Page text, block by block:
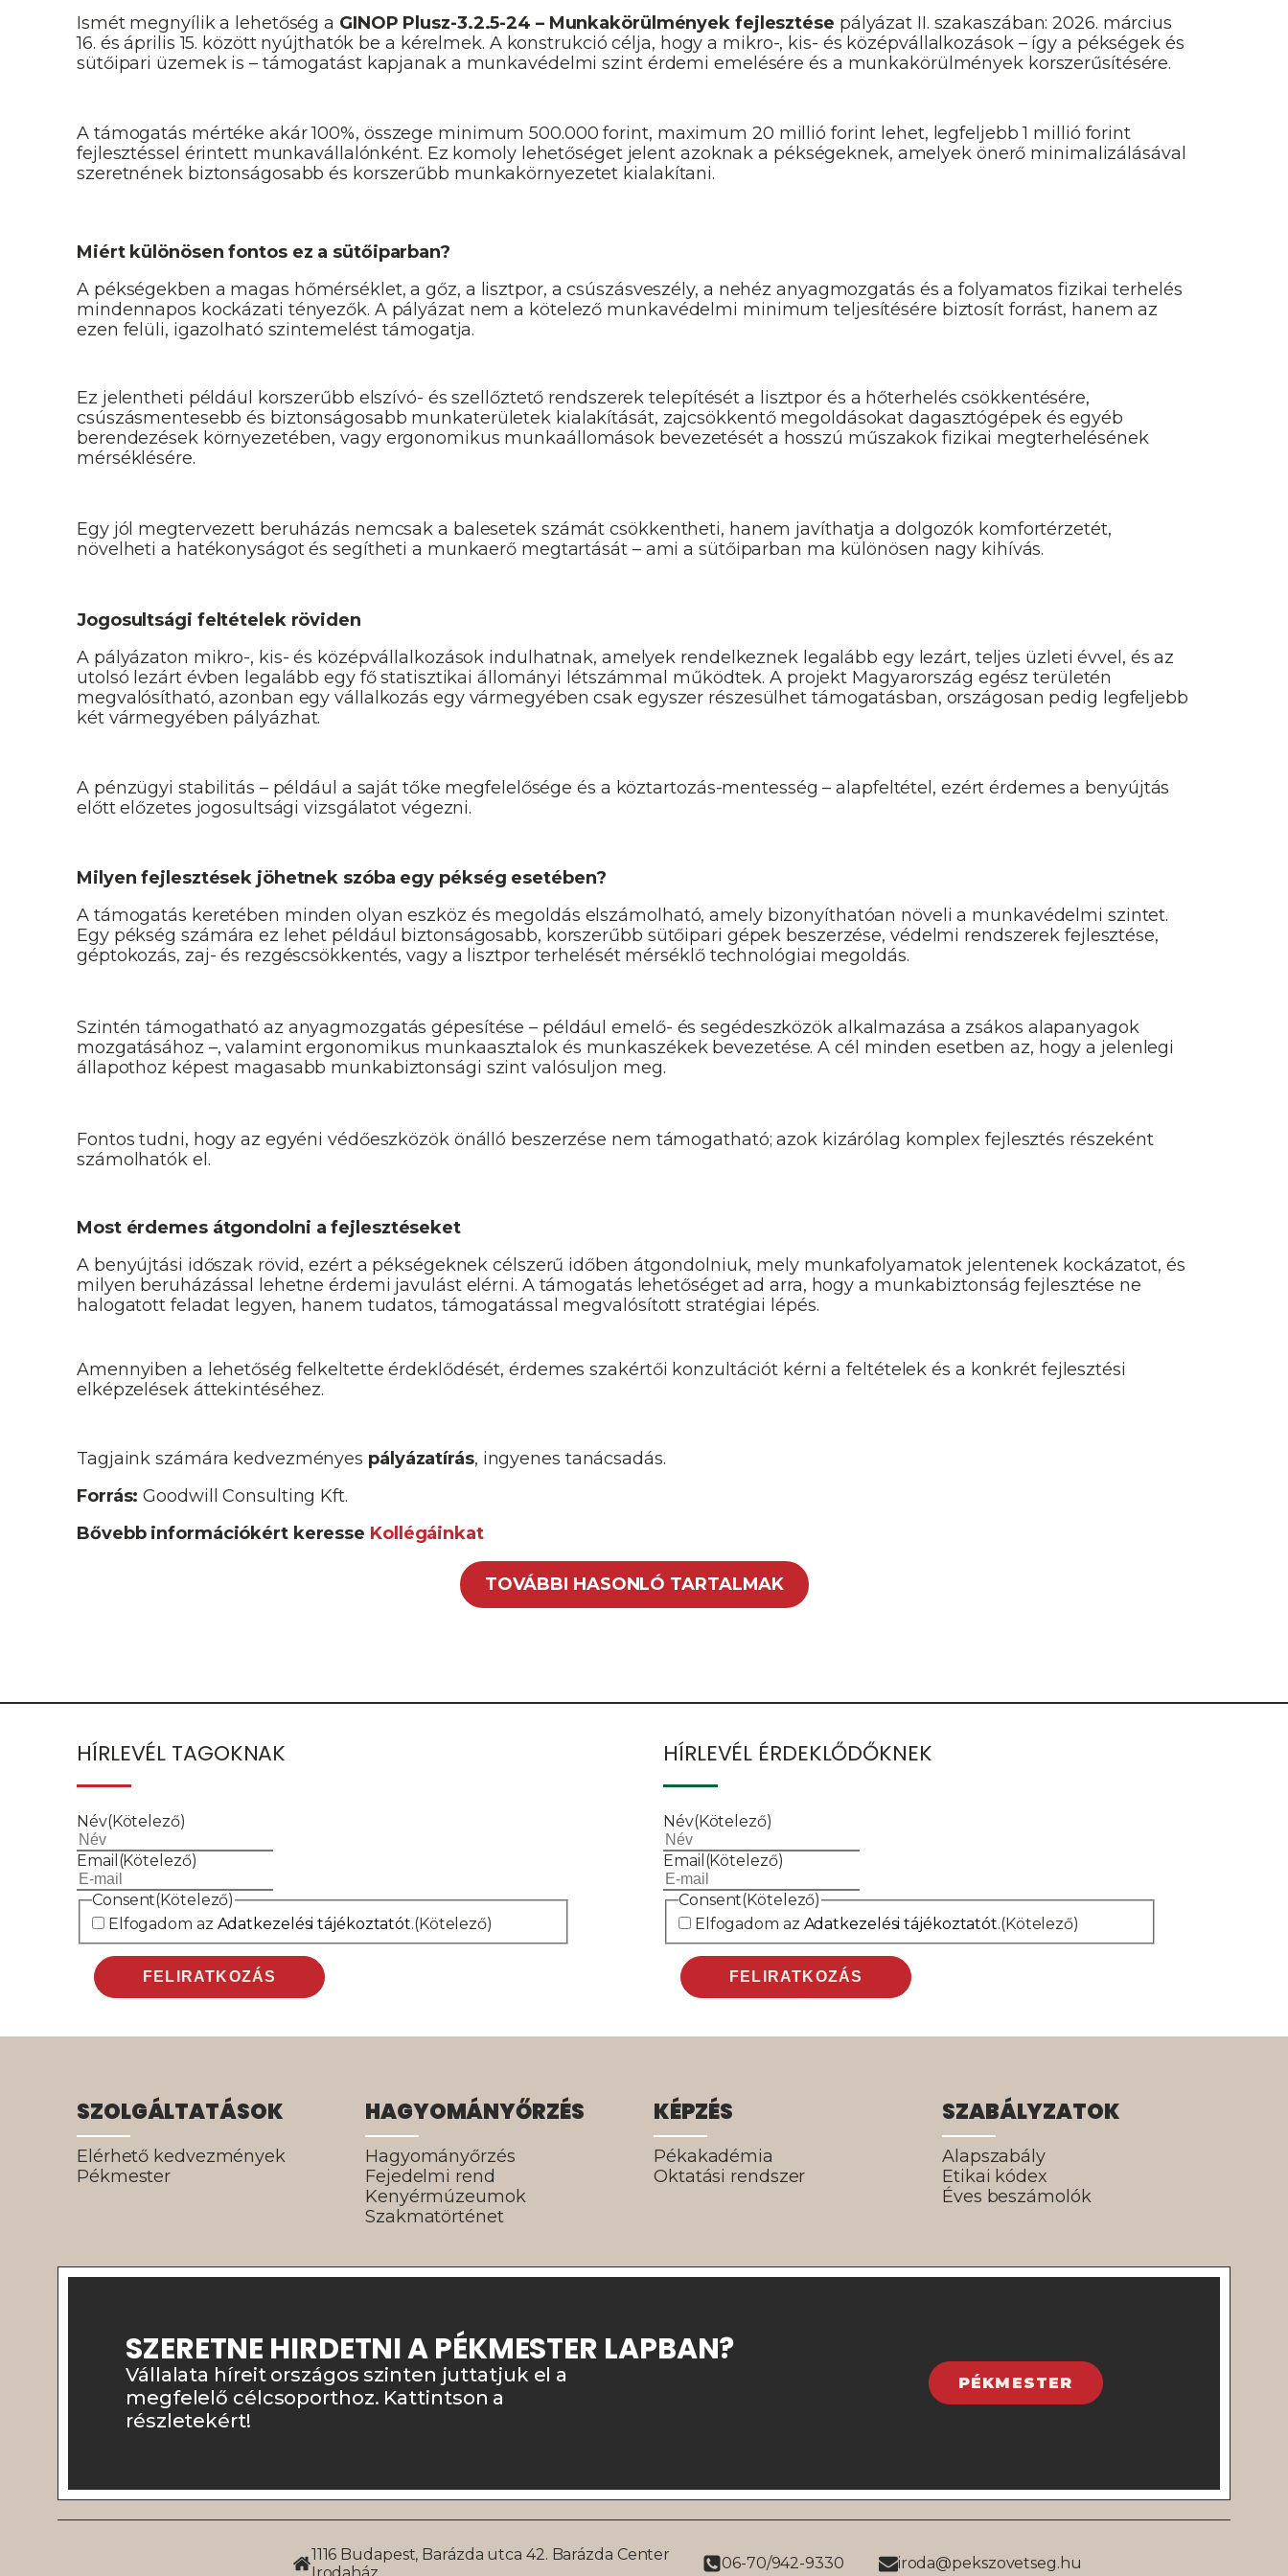
Ismét megnyílik a lehetőség a GINOP Plusz-3.2.5-24 – Munkakörülmények fejlesztése pályázat II. szakaszában: 2026. március
16. és április 15. között nyújthatók be a kérelmek. A konstrukció célja, hogy a mikro-, kis- és középvállalkozások – így a pékségek és
sütőipari üzemek is – támogatást kapjanak a munkavédelmi szint érdemi emelésére és a munkakörülmények korszerűsítésére.
A támogatás mértéke akár 100%, összege minimum 500.000 forint, maximum 20 millió forint lehet, legfeljebb 1 millió forint
fejlesztéssel érintett munkavállalónként. Ez komoly lehetőséget jelent azoknak a pékségeknek, amelyek önerő minimalizálásával
szeretnének biztonságosabb és korszerűbb munkakörnyezetet kialakítani.
Miért különösen fontos ez a sütőiparban?
A pékségekben a magas hőmérséklet, a gőz, a lisztpor, a csúszásveszély, a nehéz anyagmozgatás és a folyamatos fizikai terhelés
mindennapos kockázati tényezők. A pályázat nem a kötelező munkavédelmi minimum teljesítésére biztosít forrást, hanem az
ezen felüli, igazolható szintemelést támogatja.
Ez jelentheti például korszerűbb elszívó- és szellőztető rendszerek telepítését a lisztpor és a hőterhelés csökkentésére,
csúszásmentesebb és biztonságosabb munkaterületek kialakítását, zajcsökkentő megoldásokat dagasztógépek és egyéb
berendezések környezetében, vagy ergonomikus munkaállomások bevezetését a hosszú műszakok fizikai megterhelésének
mérséklésére.
Egy jól megtervezett beruházás nemcsak a balesetek számát csökkentheti, hanem javíthatja a dolgozók komfortérzetét,
növelheti a hatékonyságot és segítheti a munkaerő megtartását – ami a sütőiparban ma különösen nagy kihívás.
Jogosultsági feltételek röviden
A pályázaton mikro-, kis- és középvállalkozások indulhatnak, amelyek rendelkeznek legalább egy lezárt, teljes üzleti évvel, és az
utolsó lezárt évben legalább egy fő statisztikai állományi létszámmal működtek. A projekt Magyarország egész területén
megvalósítható, azonban egy vállalkozás egy vármegyében csak egyszer részesülhet támogatásban, országosan pedig legfeljebb
két vármegyében pályázhat.
A pénzügyi stabilitás – például a saját tőke megfelelősége és a köztartozás-mentesség – alapfeltétel, ezért érdemes a benyújtás
előtt előzetes jogosultsági vizsgálatot végezni.
Milyen fejlesztések jöhetnek szóba egy pékség esetében?
A támogatás keretében minden olyan eszköz és megoldás elszámolható, amely bizonyíthatóan növeli a munkavédelmi szintet.
Egy pékség számára ez lehet például biztonságosabb, korszerűbb sütőipari gépek beszerzése, védelmi rendszerek fejlesztése,
géptokozás, zaj- és rezgéscsökkentés, vagy a lisztpor terhelését mérséklő technológiai megoldás.
Szintén támogatható az anyagmozgatás gépesítése – például emelő- és segédeszközök alkalmazása a zsákos alapanyagok
mozgatásához –, valamint ergonomikus munkaasztalok és munkaszékek bevezetése. A cél minden esetben az, hogy a jelenlegi
állapothoz képest magasabb munkabiztonsági szint valósuljon meg.
Fontos tudni, hogy az egyéni védőeszközök önálló beszerzése nem támogatható; azok kizárólag komplex fejlesztés részeként
számolhatók el.
Most érdemes átgondolni a fejlesztéseket
A benyújtási időszak rövid, ezért a pékségeknek célszerű időben átgondolniuk, mely munkafolyamatok jelentenek kockázatot, és
milyen beruházással lehetne érdemi javulást elérni. A támogatás lehetőséget ad arra, hogy a munkabiztonság fejlesztése ne
halogatott feladat legyen, hanem tudatos, támogatással megvalósított stratégiai lépés.
Amennyiben a lehetőség felkeltette érdeklődését, érdemes szakértői konzultációt kérni a feltételek és a konkrét fejlesztési
elképzelések áttekintéséhez.
Tagjaink számára kedvezményes pályázatírás, ingyenes tanácsadás.
Forrás:Goodwill Consulting Kft.
Bővebb információkért keresse Kollégáinkat
TOVÁBBI HASONLÓ TARTALMAK
HÍRLEVÉL TAGOKNAK
Név(Kötelező)
Email (Kötelező)
Consent(Kötelező)
Elfogadom az Adatkezelési tájékoztatót.(Kötelező)
HÍRLEVÉL ÉRDEKLŐDŐKNEK
Név(Kötelező)
Email (Kötelező)
Consent(Kötelező)
Elfogadom az Adatkezelési tájékoztatót.(Kötelező)
SZOLGÁLTATÁSOK
Elérhető kedvezmények
Pékmester
HAGYOMÁNYŐRZÉS
Hagyományőrzés
Fejedelmi rend
Kenyérmúzeumok
Szakmatörténet
KÉPZÉS
Pékakadémia
Oktatási rendszer
SZABÁLYZATOK
Alapszabály
Etikai kódex
Éves beszámolók
SZERETNE HIRDETNI A PÉKMESTER LAPBAN?
Vállalata híreit országos szinten juttatjuk el a
megfelelő célcsoporthoz. Kattintson a
részletekért!
PÉKMESTER
1116 Budapest, Barázda utca 42. Barázda Center
Irodaház
06-70/942-9330 iroda@pekszovetseg.hu